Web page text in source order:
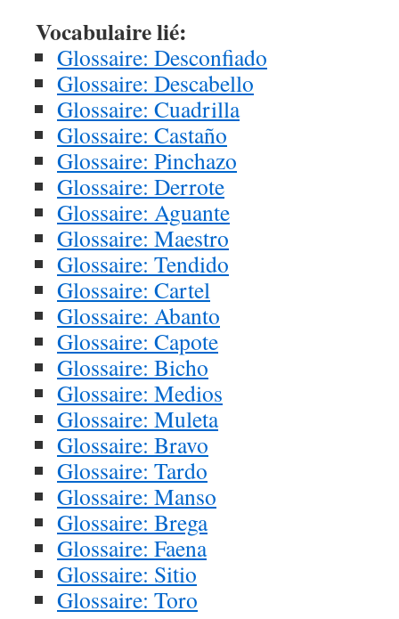
Vocabulaire lié:
Glossaire: Desconfiado
Glossaire: Descabello
Glossaire: Cuadrilla
Glossaire: Castaño
Glossaire: Pinchazo
Glossaire: Derrote
Glossaire: Aguante
Glossaire: Maestro
Glossaire: Tendido
Glossaire: Cartel
Glossaire: Abanto
Glossaire: Capote
Glossaire: Bicho
Glossaire: Medios
Glossaire: Muleta
Glossaire: Bravo
Glossaire: Tardo
Glossaire: Manso
Glossaire: Brega
Glossaire: Faena
Glossaire: Sitio
Glossaire: Toro